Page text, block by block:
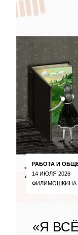
РАБОТА И
14 ИЮЛЯ 2026
ФИЛИМОШКИНА
«Я